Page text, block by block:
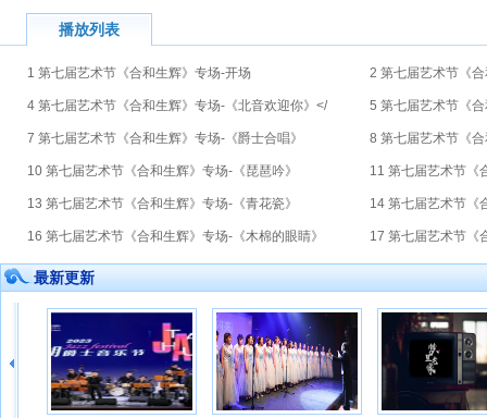
播放列表
1 第七届艺术节《合和生辉》专场-开场 2 第七届艺术节《
4 第七届艺术节《合和生辉》专场-《北音欢迎你》</ 5 第七届艺术节《
7 第七届艺术节《合和生辉》专场-《爵士合唱》 8 第七届艺术节《
10 第七届艺术节《合和生辉》专场-《琵琶吟》 11 第七届艺术节《
13 第七届艺术节《合和生辉》专场-《青花瓷》 14 第七届艺术节《
16 第七届艺术节《合和生辉》专场-《木棉的眼睛》 17 第七届艺术节《
最新更新